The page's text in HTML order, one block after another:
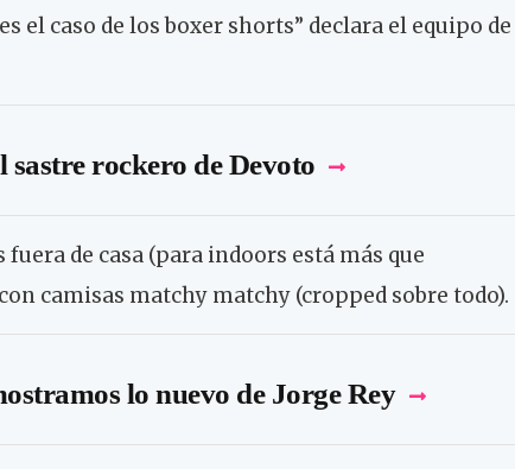
el caso de los boxer shorts” declara el equipo de
rockero de Devoto
de casa (para indoors está más que
camisas matchy matchy (cropped sobre todo).
lo nuevo de Jorge Rey